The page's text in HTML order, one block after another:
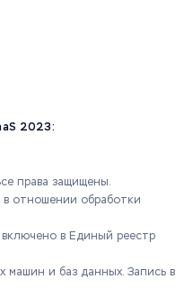
2023:
права защищены.
отношении обработки
в Единый реестр
машин и баз данных. Запись в